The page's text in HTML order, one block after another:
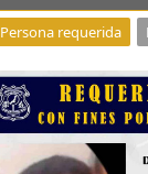
Persona requerida